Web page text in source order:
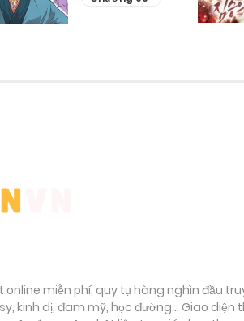
miễn phí, quy tụ hàng nghìn đầu
kinh dị, đam mỹ, học đường… Giao diện